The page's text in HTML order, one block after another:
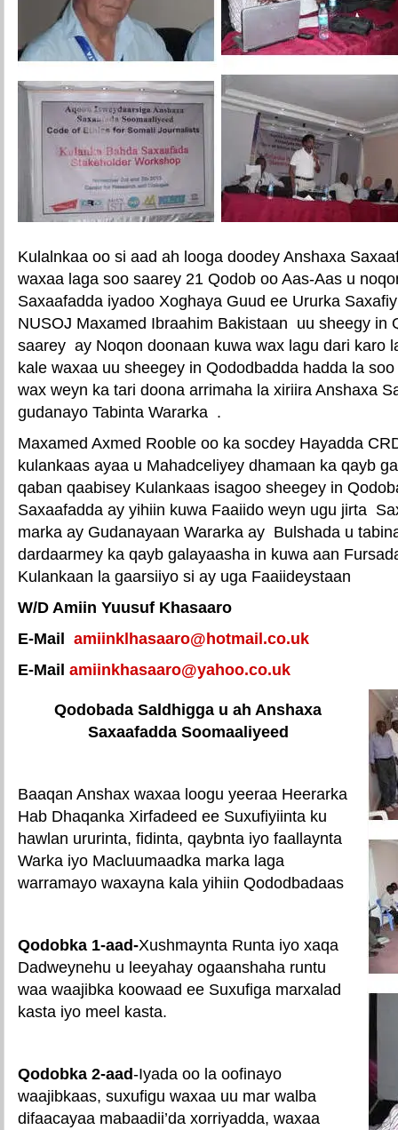
Kulalnkaa oo si aad ah looga doodey Anshaxa
waxaa laga soo saarey 21 Qodob oo Aas-Aas u
Saxaafadda iyadoo Xoghaya Guud ee Ururka
NUSOJ Maxamed Ibraahim Bakistaan uu sheegy in
saarey ay Noqon doonaan kuwa wax lagu dari karo
kale waxaa uu sheegey in Qododbadda hadda la
wax weyn ka tari doona arrimaha la xiriira Anshaxa
gudanayo Tabinta Wararka .
Maxamed Axmed Rooble oo ka socdey Hayadda
kulankaas ayaa u Mahadceliyey dhamaan ka qayb
qaban qaabisey Kulankaas isagoo sheegey in
Saxaafadda ay yihiin kuwa Faaiido weyn ugu jirta
marka ay Gudanayaan Wararka ay Bulshada u
dardaarmey ka qayb galayaasha in kuwa aan
Kulankaan la gaarsiiyo si ay uga Faaiideystaan
W/D Amiin Yuusuf Khasaaro
E-Mail amiinklhasaaro@hotmail.co.uk
E-Mail amiinkhasaaro@yahoo.co.uk
Qodobada Saldhigga u ah Anshaxa
Saxaafadda Soomaaliyeed
Baaqan Anshax waxaa loogu yeeraa Heerarka
Hab Dhaqanka Xirfadeed ee Suxufiyiinta ku
hawlan ururinta, fidinta, qaybnta iyo faallaynta
Warka iyo Macluumaadka marka laga
warramayo waxayna kala yihiin Qododbadaas
Qodobka 1-aad-Xushmaynta Runta iyo xaqa
Dadweynehu u leeyahay ogaanshaha runtu
waa waajibka koowaad ee Suxufiga marxalad
kasta iyo meel kasta.
Qodobka 2-aad-Iyada oo la oofinayo
waajibkaas, suxufigu waxaa uu mar walba
difaacayaa mabaadii’da xorriyadda, waxaa